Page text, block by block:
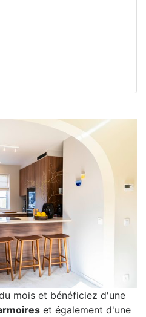
mois et bénéficiez d'une
et également d'une